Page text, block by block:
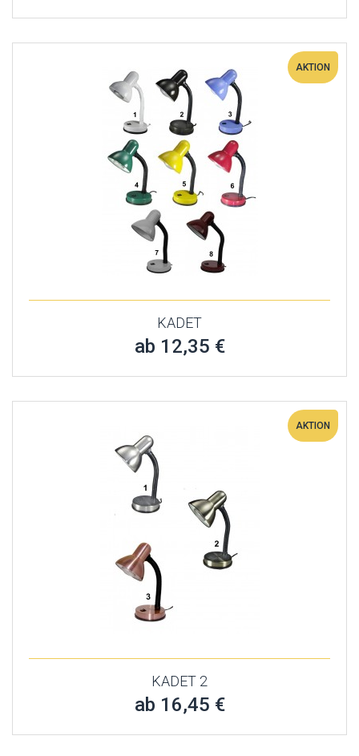
AKTION
KADET
ab 12,35 €
AKTION
KADET 2
ab 16,45 €